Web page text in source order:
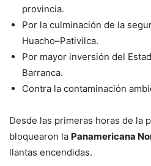
provincia.
Por la culminación de la
Huacho–Pativilca.
Por mayor inversión del
Barranca.
Contra la contaminación
Desde las primeras horas de la
bloquearon la Panamericana
llantas encendidas.